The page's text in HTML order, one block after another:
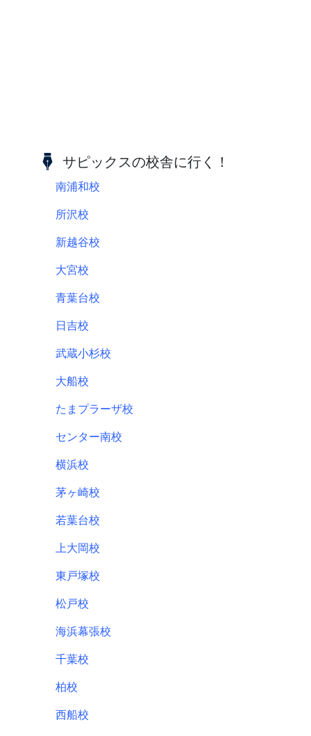
サピックスの校舎に行く！
南浦和校
所沢校
新越谷校
大宮校
青葉台校
日吉校
武蔵小杉校
大船校
たまプラーザ校
センター南校
横浜校
茅ヶ崎校
若葉台校
上大岡校
東戸塚校
松戸校
海浜幕張校
千葉校
柏校
西船校